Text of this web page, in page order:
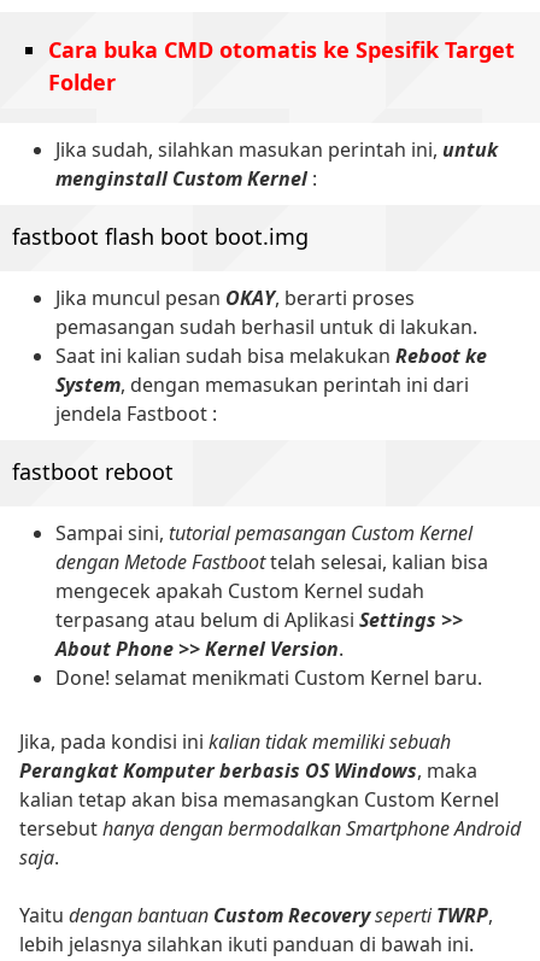
Cara buka CMD otomatis ke Spesifik Target
Folder
Jika sudah, silahkan masukan perintah ini, untuk
menginstall Custom Kernel :
fastboot flash boot boot.img
Jika muncul pesan OKAY, berarti proses
pemasangan sudah berhasil untuk di lakukan.
Saat ini kalian sudah bisa melakukan Reboot ke
System, dengan memasukan perintah ini dari
jendela Fastboot :
fastboot reboot
Sampai sini, tutorial pemasangan Custom Kernel
dengan Metode Fastboottelah selesai, kalian bisa
mengecek apakah Custom Kernel sudah
terpasang atau belum di Aplikasi Settings >>
About Phone >> Kernel Version.
Done! selamat menikmati Custom Kernel baru.
Jika, pada kondisi ini kalian tidak memiliki sebuah
Perangkat Komputer berbasis OS Windows, maka
kalian tetap akan bisa memasangkan Custom Kernel
tersebuthanya dengan bermodalkan Smartphone Android
saja.
Yaitu dengan bantuan Custom RecoverysepertiTWRP,
lebih jelasnya silahkan ikuti panduan di bawah ini.